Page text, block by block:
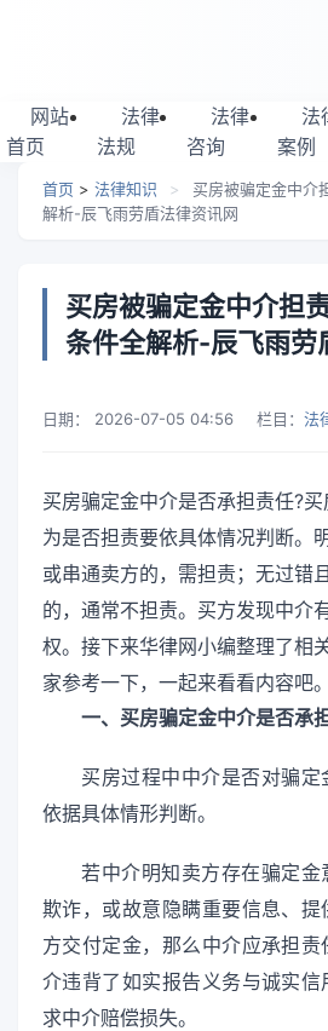
网站
首页
法律
法规
法律
咨询
法
案例
首页 > 法律知识 >
买房被骗定金中介
解析-辰飞雨劳盾法律资讯网
买房被骗定金中介担
条件全解析-辰飞雨劳
日期： 2026-07-05 04:56 栏目： 法
买房骗定金中介是否承担责任?
为是否担责要依具体情况判断。
或串通卖方的，需担责；无过错
的，通常不担责。买方发现中介
权。接下来华律网小编整理了相
家参考一下，一起来看看内容吧。
一、买房骗定金中介是否承
买房过程中中介是否对骗定
依据具体情形判断。
若中介明知卖方存在骗定金
欺诈，或故意隐瞒重要信息、提
方交付定金，那么中介应承担责
介违背了如实报告义务与诚实
求中介赔偿损失。